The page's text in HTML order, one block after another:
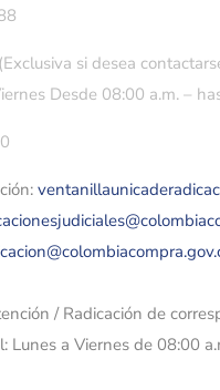
si desea
Desde 08:00 a.m. –
/ Radicación de
Lunes a Viernes de 08:00